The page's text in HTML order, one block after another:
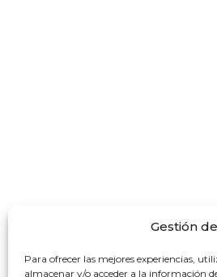
Gestión
Para ofrecer las mejores experiencias,
almacenar y/o acceder a la información